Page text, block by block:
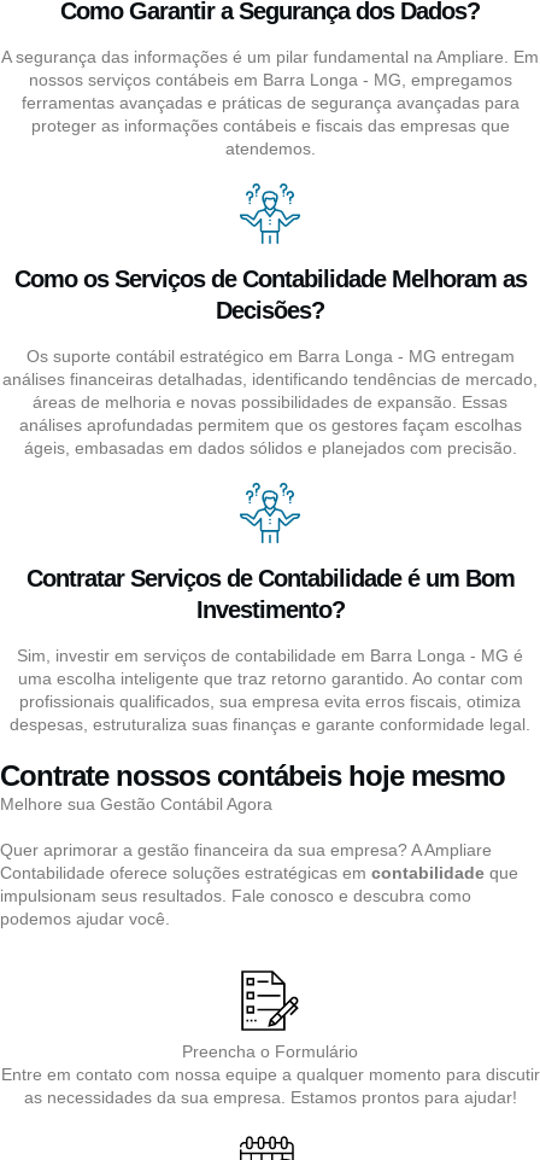
Como Garantir a Segurança dos Dados?
A segurança das informações é um pilar fundamental na Ampliare. Em
nossos serviços contábeis em Barra Longa - MG, empregamos
ferramentas avançadas e práticas de segurança avançadas para
proteger as informações contábeis e fiscais das empresas que
atendemos.
Como os Serviços de Contabilidade Melhoram as
Decisões?
Os suporte contábil estratégico em Barra Longa - MG entregam
análises financeiras detalhadas, identificando tendências de mercado,
áreas de melhoria e novas possibilidades de expansão. Essas
análises aprofundadas permitem que os gestores façam escolhas
ágeis, embasadas em dados sólidos e planejados com precisão.
Contratar Serviços de Contabilidade é um Bom
Investimento?
Sim, investir em serviços de contabilidade em Barra Longa - MG é
uma escolha inteligente que traz retorno garantido. Ao contar com
profissionais qualificados, sua empresa evita erros fiscais, otimiza
despesas, estruturaliza suas finanças e garante conformidade legal.
Contrate nossos contábeis hoje mesmo
Melhore sua Gestão Contábil Agora
Quer aprimorar a gestão financeira da sua empresa? A Ampliare
Contabilidade oferece soluções estratégicas em contabilidade que
impulsionam seus resultados. Fale conosco e descubra como
podemos ajudar você.
Preencha o Formulário
Entre em contato com nossa equipe a qualquer momento para discutir
as necessidades da sua empresa. Estamos prontos para ajudar!